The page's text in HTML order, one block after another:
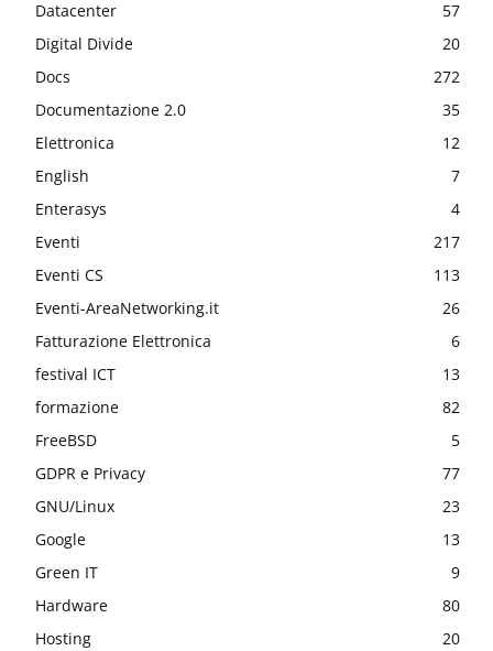
Datacenter
57
Digital Divide
20
Docs
272
Documentazione 2.0
35
Elettronica
12
English
7
Enterasys
4
Eventi
217
Eventi CS
113
Eventi-AreaNetworking.it
26
Fatturazione Elettronica
6
festival ICT
13
formazione
82
FreeBSD
5
GDPR e Privacy
77
GNU/Linux
23
Google
13
Green IT
9
Hardware
80
Hosting
20